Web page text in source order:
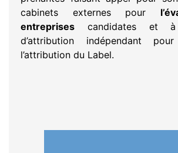
cabinets externes pour
entreprises candidates et
d’attribution indépendant
l’attribution du Label.